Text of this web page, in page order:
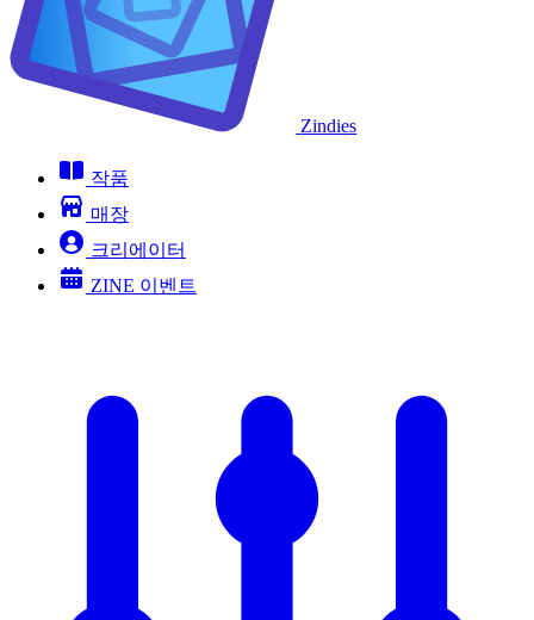
Zindies
작품
매장
크리에이터
ZINE 이벤트